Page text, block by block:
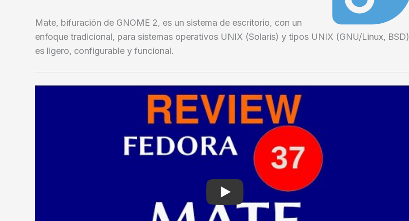
Mate, bifuración de GNOME 2, es un sistema de escritorio, con un
enfoque tradicional, para sistemas operativos UNIX (Solaris) y tipos UNIX (GNU/Linux, BSD)
es ligero, configurable y funcional.